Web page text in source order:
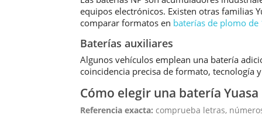
equipos electrónicos. Existen otras familias
comparar formatos en baterías de plomo de
Baterías auxiliares
Algunos vehículos emplean una batería
coincidencia precisa de formato, tecnología
Cómo elegir una batería Yuasa
Referencia exacta: comprueba letras,